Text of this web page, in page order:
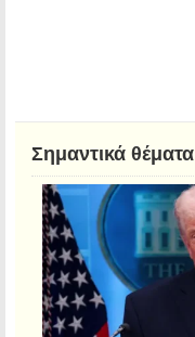
Σημαντικά θέματα